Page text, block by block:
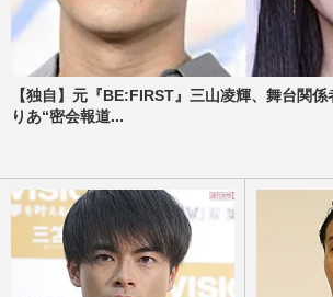
【独自】元『BE:FIRST』三山凌輝、舞台関
りあ“密会報道...